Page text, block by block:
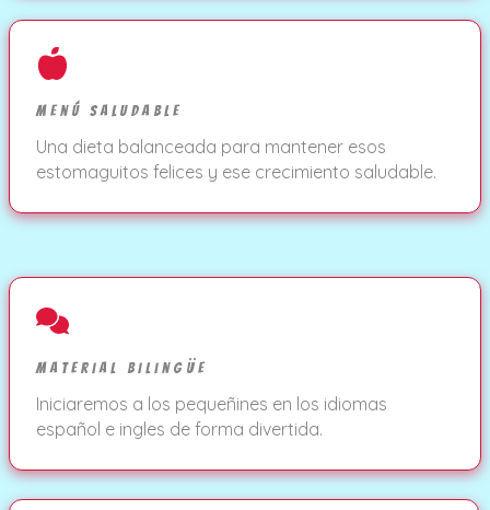
Menú Saludable
Una dieta balanceada para mantener esos
estomaguitos felices y ese crecimiento saludable.
Material Bilingüe
Iniciaremos a los pequeñines en los idiomas
español e ingles de forma divertida.